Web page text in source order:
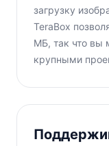
загрузку
TeraBox
МБ, так что вы
крупными